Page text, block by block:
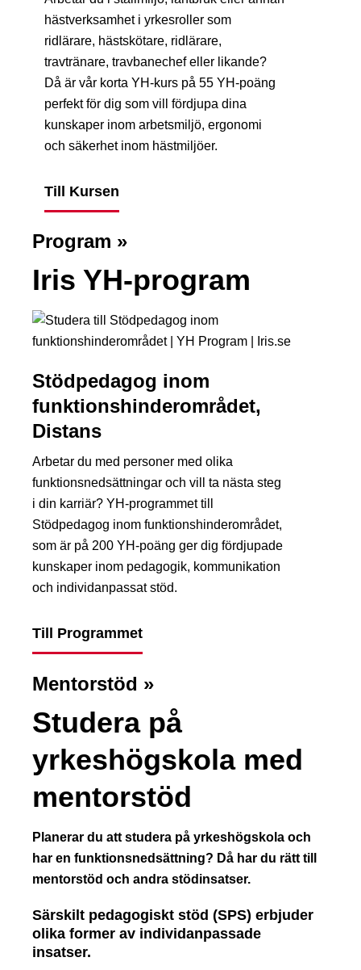
hästverksamhet i yrkesroller som
ridlärare, hästskötare, ridlärare,
travtränare, travbanechef eller likande?
Då är vår korta YH-kurs på 55 YH-poäng
perfekt för dig som vill fördjupa dina
kunskaper inom arbetsmiljö, ergonomi
och säkerhet inom hästmiljöer.
Till Kursen
Program »
Iris YH-program
Stödpedagog inom
funktionshinderområdet,
Distans
Arbetar du med personer med olika
funktionsnedsättningar och vill ta nästa steg
i din karriär? YH-programmet till
Stödpedagog inom funktionshinderområdet,
som är på 200 YH-poäng ger dig fördjupade
kunskaper inom pedagogik, kommunikation
och individanpassat stöd.
Till Programmet
Mentorstöd »
Studera på
yrkeshögskola med
mentorstöd
Planerar du att studera på yrkeshögskola och
har en funktionsnedsättning? Då har du rätt till
mentorstöd och andra stödinsatser.
Särskilt pedagogiskt stöd (SPS) erbjuder
olika former av individanpassade
insatser.